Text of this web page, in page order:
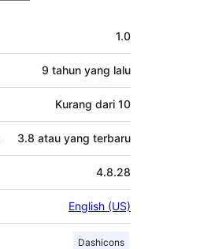
1.0
9 tahun yang lalu
Kurang dari 10
3.8 atau yang terbaru
4.8.28
English (US)
Dashicons